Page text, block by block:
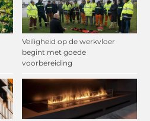
Veiligheid op de werkvloer
begint met goede
voorbereiding